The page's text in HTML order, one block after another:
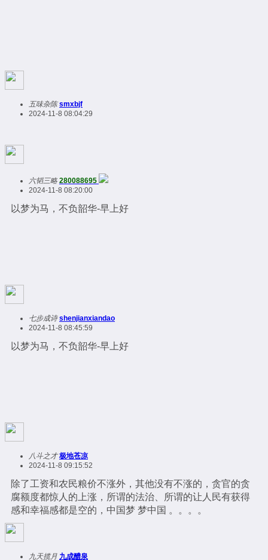
五味杂陈 smxbjf
2024-11-8 08:04:29
六韬三略 280088695
2024-11-8 08:20:00
以梦为马，不负韶华-早上好
七步成诗 shenjianxiandao
2024-11-8 08:45:59
以梦为马，不负韶华-早上好
八斗之才 极地苍凉
2024-11-8 09:15:52
除了工资和农民粮价不涨外，其他没有不涨的，贪官的贪
腐额度都惊人的上涨，所谓的法治、所谓的让人民有获得
感和幸福感都是空的，中国梦 梦中国 。。。。
九天揽月 九成醴泉